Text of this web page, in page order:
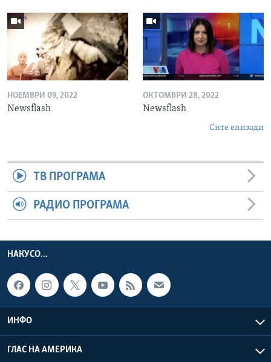
НОЕМВРИ 09, 2022
Newsflash
ОКТОМВРИ 28, 2022
Newsflash
Сите епизоди
ТВ ПРОГРАМА
РАДИО ПРОГРАМА
НАКУСО...
ИНФО
ГЛАС НА АМЕРИКА